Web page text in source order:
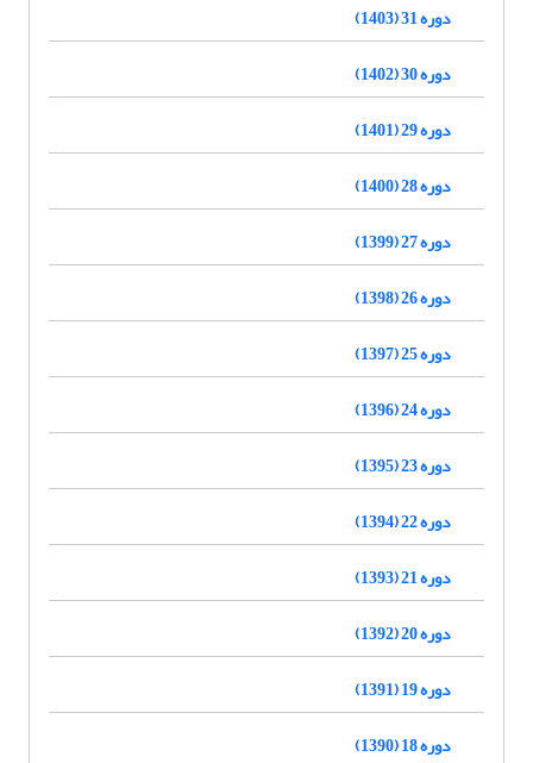
دوره 31 (1403)
دوره 30 (1402)
دوره 29 (1401)
دوره 28 (1400)
دوره 27 (1399)
دوره 26 (1398)
دوره 25 (1397)
دوره 24 (1396)
دوره 23 (1395)
دوره 22 (1394)
دوره 21 (1393)
دوره 20 (1392)
دوره 19 (1391)
دوره 18 (1390)